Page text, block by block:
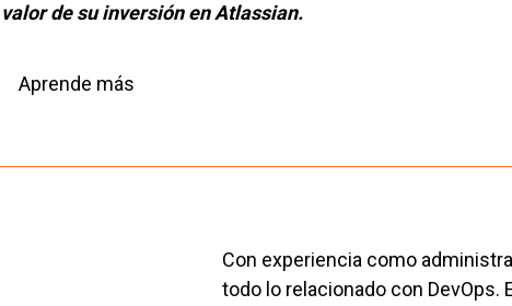
valor de su inversión en Atlassian.
Aprende más
Con experiencia como
todo lo relacionado con